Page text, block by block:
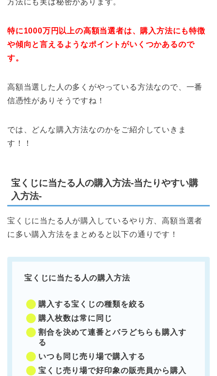
特に1000万円以上の高額当選者は、購入方法にも特徴
や傾向と言えるようなポイントがいくつかあるので
す。
高額当選した人の多くがやっている方法なので、一番
信憑性がありそうですね！
では、どんな購入方法なのかをご紹介していきま
す！！
宝くじに当たる人の購入方法-当たりやすい購
入方法-
宝くじに当たる人が購入しているやり方、高額当選者
に多い購入方法をまとめると以下の通りです！
宝くじに当たる人の購入方法
購入する宝くじの種類を絞る
購入枚数は常に同じ
割合を決めて連番とバラどちらも購入す
る
いつも同じ売り場で購入する
宝くじ売り場で好印象の販売員から購入